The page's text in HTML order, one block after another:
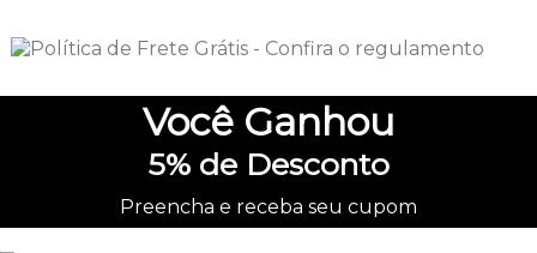
Você Ganhou
5%de Desconto
Preencha e receba seu cupom